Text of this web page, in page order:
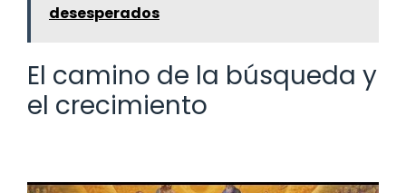
desesperados
El camino de la búsqueda y
el crecimiento